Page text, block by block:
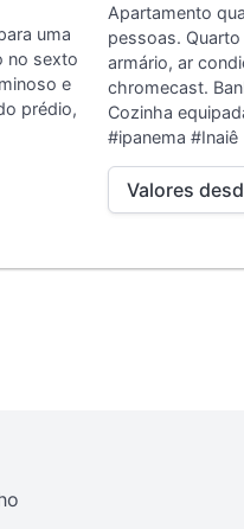
uma
no sexto
e
prédio,
Apartamento
pessoas.
armário, ar
chromecast.
Cozinha
#ipanema #Inaiê
Valores